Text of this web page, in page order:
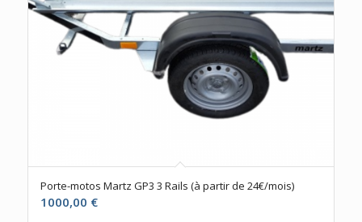
Porte-motos Martz GP3 3 Rails (à partir de 24€/mois)
1000,00 €